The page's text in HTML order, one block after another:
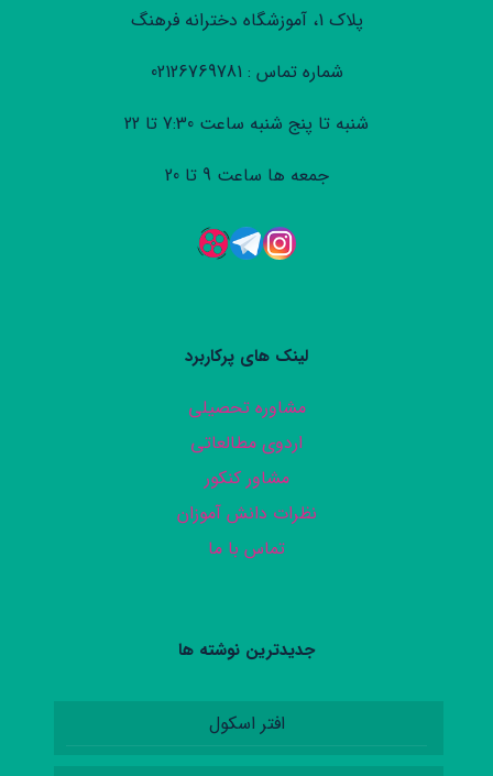
پلاک 1، آموزشگاه دخترانه فرهنگ
شماره تماس : 02126769781
شنبه تا پنج شنبه ساعت 7:30 تا 22
جمعه ها ساعت 9 تا 20
لینک های پرکاربرد
مشاوره تحصیلی
اردوی مطالعاتی
مشاور کنکور
نظرات دانش آموزان
تماس با ما
جدیدترین نوشته ها
افتر اسکول